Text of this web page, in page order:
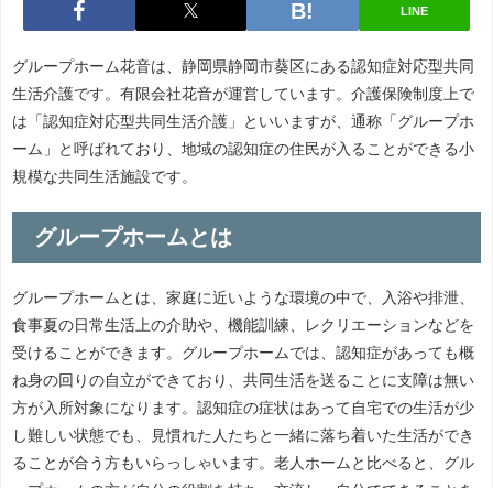
LINE
グループホーム花音は、静岡県静岡市葵区にある認知症対応型共同
生活介護です。有限会社花音が運営しています。介護保険制度上で
は「認知症対応型共同生活介護」といいますが、通称「グループホ
ーム」と呼ばれており、地域の認知症の住民が入ることができる小
規模な共同生活施設です。
グループホームとは
グループホームとは、家庭に近いような環境の中で、入浴や排泄、
食事夏の日常生活上の介助や、機能訓練、レクリエーションなどを
受けることができます。グループホームでは、認知症があっても概
ね身の回りの自立ができており、共同生活を送ることに支障は無い
方が入所対象になります。認知症の症状はあって自宅での生活が少
し難しい状態でも、見慣れた人たちと一緒に落ち着いた生活ができ
ることが合う方もいらっしゃいます。老人ホームと比べると、グル